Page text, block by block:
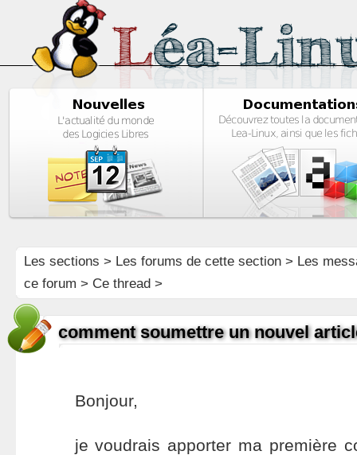
Les sections > Les forums de cette section> Les
ce forum > Ce thread >
comment soumettre un nouvel
Bonjour,
je voudrais apporter ma première